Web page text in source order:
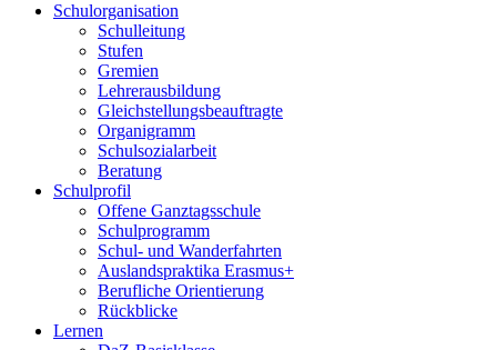
Schulorganisation
Schulleitung
Stufen
Gremien
Lehrerausbildung
Gleichstellungsbeauftragte
Organigramm
Schulsozialarbeit
Beratung
Schulprofil
Offene Ganztagsschule
Schulprogramm
Schul- und Wanderfahrten
Auslandspraktika Erasmus+
Berufliche Orientierung
Rückblicke
Lernen